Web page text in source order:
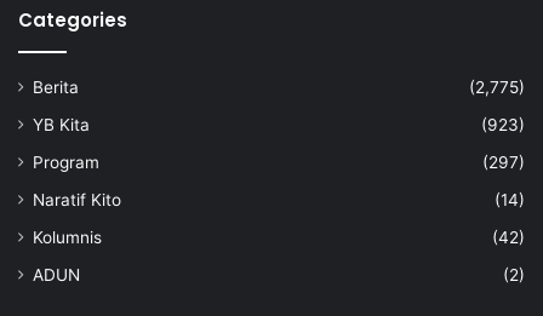
g
i
S
m
b
l
a
Categories
Berita
(2,775)
YB Kita
(923)
Program
(297)
Naratif Kito
(14)
Kolumnis
(42)
ADUN
(2)